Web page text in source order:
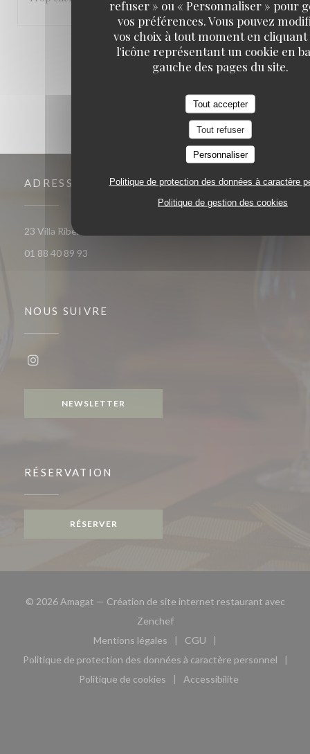
refuser » ou « Personnaliser » pour
vos préférences. Vous pouvez
vos choix à tout moment en
l'icône représentant un cookie en
gauche des pages du site.
Tout accepter
Tout refuser
Personnaliser
Politique de protection des données à caractère
Politique de gestion des cookies
1 2 3
ADRESSE
23 Villa Riberolle 75020 Paris
01 88 40 89 93
NOUS SUIVRE
NEWSLETTER
RÉSERVATION
RÉSERVER
© 2026 Amagat — Création de site internet restaurant avec
Zenchef((ouvre une nouvelle fenêtre))
Mentions légales
((ouvre une nouvelle fenêtre))
CGU
((ouvre une nouvelle
Politique de protection des données à caractère personnel
((ouvre une nouvelle fenêtre))
Politique de cookies
((ouvre une nouvelle fenêtre))
Accessibilite